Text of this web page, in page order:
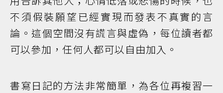
不須假裝願望已經實現而發表不真實的言
論。這個空間沒有謊言與虛偽，每位讀者都
可以參加，任何人都可以自由加入。
書寫日記的方法非常簡單，為各位再複習一